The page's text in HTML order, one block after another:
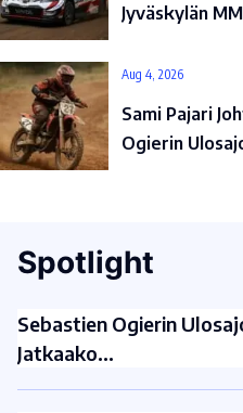
Jyväskylän
Aug 4, 2026
Sami Pajari
Ogierin
Spotlight
Sebastien Ogierin
Jatkaako…